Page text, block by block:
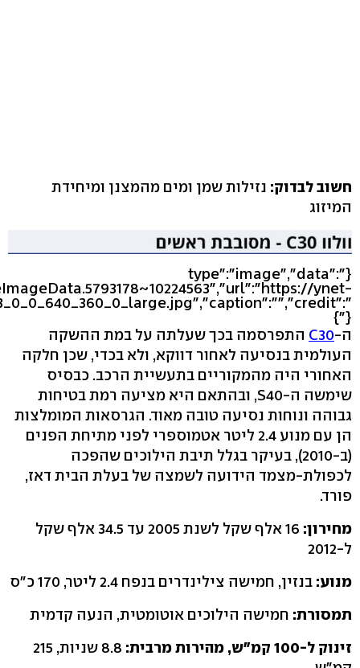
חשוב לבדוק: נזילות שמן ומים מהמצנן ומיחידת
המיזוג
{"type":"image","data":
ynet-
"}}
ה-C30 התפרסמה בכך שעלתה על במת ההשקה
העולמית בנסיעה לאחור דווקא, ולא בכדי, שכן חלקה
האחורי היה מהמקוריים בתעשיית הרכב. כבסיס
שימשה ה-S40, ובהתאם היא מציעה רמת בטיחות
גבוהה ונוחות נסיעה טובה מאוד. הגרסאות המומלצות
הן עם מנוע 2.4 ליטר אטמוספרי לפני מתיחת הפנים
(ב-2010), בעיקר בגלל תיבת הילוכים שהפכה
לכפולת-מצמד הידועה לשמצה של בעלת הבית דאז,
פורד.
מחירון:
16 אלף שקל לשנת 2005 עד 34.5 אלף שקל
ל-2012
מנוע: בנזין, חמישה צילינדרים בנפח 2.4 ליטר, 170 כ"ס
תמסורת: חמישה הילוכים אוטומטית, הנעה קדמית
זינוק ל-100 קמ"ש, מהירות מרבית:
8.8 שניות, 215